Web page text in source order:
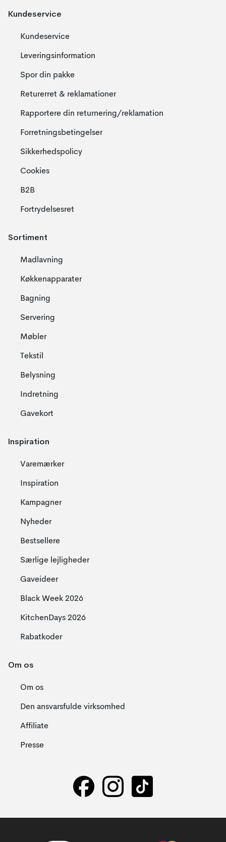
Kundeservice
Kundeservice
Leveringsinformation
Spor din pakke
Returerret & reklamationer
Rapportere din returnering/reklamation
Forretningsbetingelser
Sikkerhedspolicy
Cookies
B2B
Fortrydelsesret
Sortiment
Madlavning
Køkkenapparater
Bagning
Servering
Møbler
Tekstil
Belysning
Indretning
Gavekort
Inspiration
Varemærker
Inspiration
Kampagner
Nyheder
Bestsellere
Særlige lejligheder
Gaveideer
Black Week 2026
KitchenDays 2026
Rabatkoder
Om os
Om os
Den ansvarsfulde virksomhed
Affiliate
Presse